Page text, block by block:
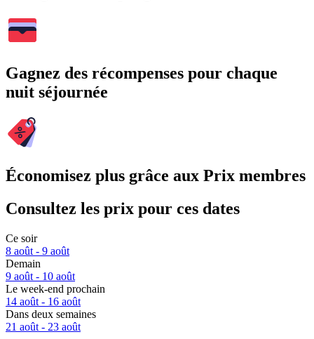
Gagnez des récompenses pour chaque
nuit séjournée
Économisez plus grâce aux Prix membres
Consultez les prix pour ces dates
Ce soir
8 août - 9 août
Demain
9 août - 10 août
Le week-end prochain
14 août - 16 août
Dans deux semaines
21 août - 23 août